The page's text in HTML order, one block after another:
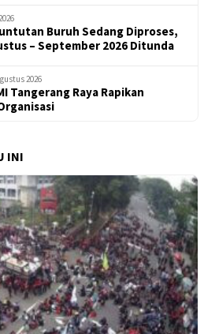
Buruh Sedang Diproses,
– September 2026 Ditunda
2026
Tangerang Raya Rapikan
INI